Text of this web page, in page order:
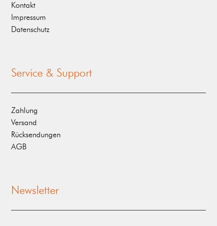
Kontakt
Impressum
Datenschutz
Service & Support
Zahlung
Versand
Rücksendungen
AGB
Newsletter